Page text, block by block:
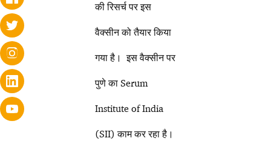
की रिसर्च पर इस
वैक्सीन को तैयार किया
गया है। इस वैक्सीन पर
पुणे का Serum
Institute of India
(SII) काम कर रहा है।